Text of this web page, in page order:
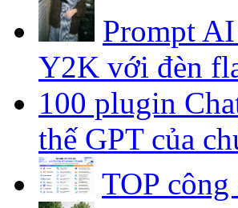
Prompt
Y2K với đèn
100 plugin
thế GPT của
TOP